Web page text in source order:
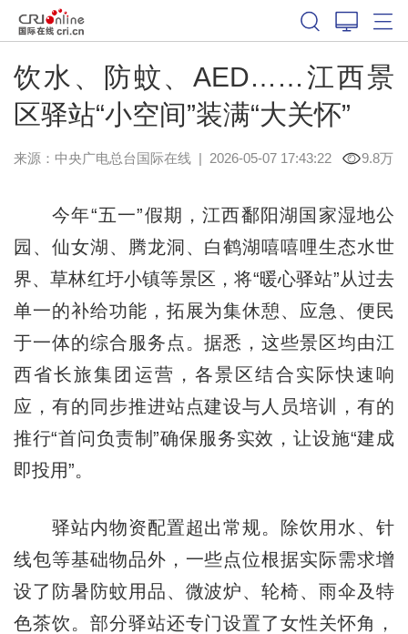
饮水、防蚊、AED……江西景
区驿站“小空间”装满“大关怀”
来源：中央广电总台国际在线| 2026-05-07 17:43:22 9.8万
今年“五一”假期，江西鄱阳湖国家湿地公
园、仙女湖、腾龙洞、白鹤湖嘻嘻哩生态水世
界、草林红圩小镇等景区，将“暖心驿站”从过去
单一的补给功能，拓展为集休憩、应急、便民
于一体的综合服务点。据悉，这些景区均由江
西省长旅集团运营，各景区结合实际快速响
应，有的同步推进站点建设与人员培训，有的
推行“首问负责制”确保服务实效，让设施“建成
即投用”。
驿站内物资配置超出常规。除饮用水、针
线包等基础物品外，一些点位根据实际需求增
设了防暑防蚊用品、微波炉、轮椅、雨伞及特
色茶饮。部分驿站还专门设置了女性关怀角，